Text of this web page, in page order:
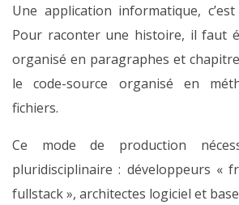
Une application informatique,
Pour raconter une histoire, il faut
organisé en paragraphes et
le code-source organisé en
fichiers.
Ce mode de production
pluridisciplinaire : développeurs «
fullstack », architectes logiciel et